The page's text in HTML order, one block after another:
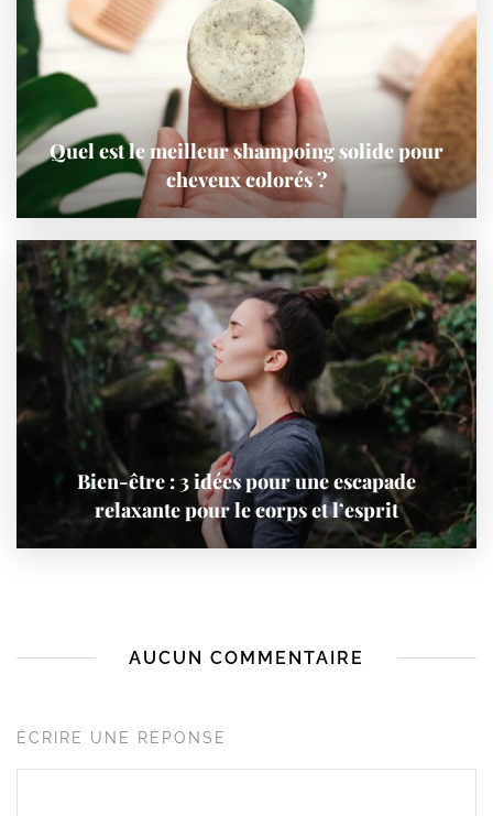
Quel est le meilleur shampoing solide pour
cheveux colorés ?
Bien-être : 3 idées pour une escapade
relaxante pour le corps et l’esprit
AUCUN COMMENTAIRE
ÉCRIRE UNE RÉPONSE